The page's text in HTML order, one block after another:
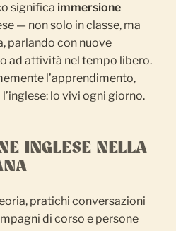
significa immersione
— non solo in classe, ma
parlando con nuove
ad attività nel tempo libero.
l’apprendimento,
lo vivi ogni giorno.
INGLESE NELLA
pratichi conversazioni
di corso e persone